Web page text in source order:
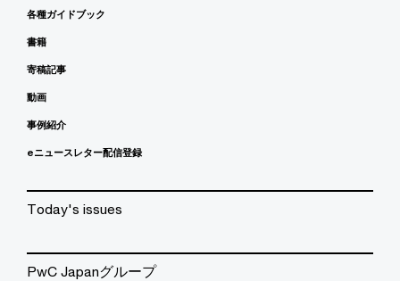
各種ガイドブック
書籍
寄稿記事
動画
事例紹介
eニュースレター配信登録
Today's issues
PwC Japanグループ